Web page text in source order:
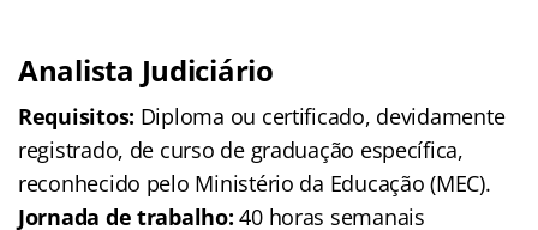
Analista Judiciário
Requisitos: Diploma ou certificado, devidamente
registrado, de curso de graduação específica,
reconhecido pelo Ministério da Educação (MEC).
Jornada de trabalho: 40 horas semanais